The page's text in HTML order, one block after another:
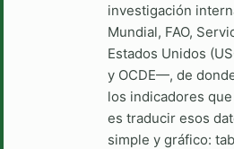
investigación
Mundial, FAO,
Estados Unidos
y OCDE—, de
los indicadores
es traducir esos
simple y gráfico: